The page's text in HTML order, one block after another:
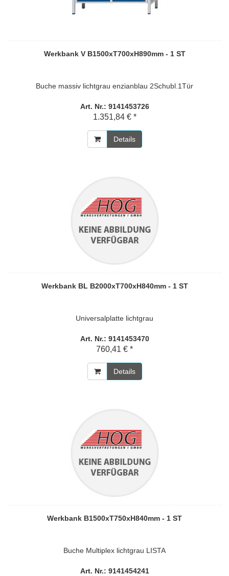
Werkbank V B1500xT700xH890mm - 1 ST
Buche massiv lichtgrau enzianblau 2Schubl.1Tür
Art. Nr.: 9141453726
1.351,84 € *
Details
Werkbank BL B2000xT700xH840mm - 1 ST
Universalplatte lichtgrau
Art. Nr.: 9141453470
760,41 € *
Details
Werkbank B1500xT750xH840mm - 1 ST
Buche Multiplex lichtgrau LISTA
Art. Nr.: 9141454241